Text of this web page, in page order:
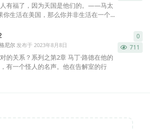
有福了，因为天国是他们的。——马太
你生活在美国，那么你并非生活在一个...
尼尔 发布于 2023年8月8日 711
的关系？系列之第2章 马丁·路德在他的
有一个怪人的名声。他在告解室的行
0